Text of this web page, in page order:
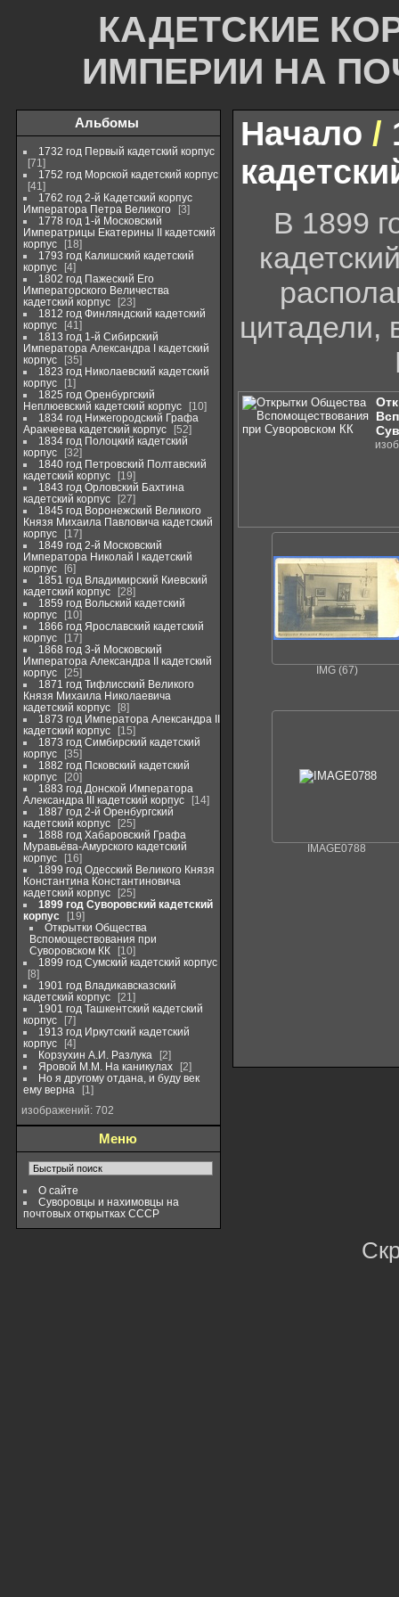
КАДЕТСКИЕ
ИМПЕРИИ НА
Альбомы
1732 год Первый кадетский корпус
71
1752 год Морской кадетский корпус
41
1762 год 2-й Кадетский корпус
Императора Петра Великого
3
1778 год 1-й Московский
Императрицы Екатерины II кадетский
корпус
18
1793 год Калишский кадетский
корпус
4
1802 год Пажеский Его
Императорского Величества
кадетский корпус
23
1812 год Финляндский кадетский
корпус
41
1813 год 1-й Сибирский
Императора Александра I кадетский
корпус
35
1823 год Николаевский кадетский
корпус
1
1825 год Оренбургский
Неплюевский кадетский корпус
10
1834 год Нижегородский Графа
Аракчеева кадетский корпус
52
1834 год Полоцкий кадетский
корпус
32
1840 год Петровский Полтавский
кадетский корпус
19
1843 год Орловский Бахтина
кадетский корпус
27
1845 год Воронежский Великого
Князя Михаила Павловича кадетский
корпус
17
1849 год 2-й Московский
Императора Николай I кадетский
корпус
6
1851 год Владимирский Киевский
кадетский корпус
28
1859 год Вольский кадетский
корпус
10
1866 год Ярославский кадетский
корпус
17
1868 год 3-й Московский
Императора Александра II кадетский
корпус
25
1871 год Тифлисский Великого
Князя Михаила Николаевича
кадетский корпус
8
1873 год Императора Александра II
кадетский корпус
15
1873 год Симбирский кадетский
корпус
35
1882 год Псковский кадетский
корпус
20
1883 год Донской Императора
Александра III кадетский корпус
14
1887 год 2-й Оренбургский
кадетский корпус
25
1888 год Хабаровский Графа
Муравьёва-Амурского кадетский
корпус
16
1899 год Одесский Великого Князя
Константина Константиновича
кадетский корпус
25
1899 год Суворовский кадетский
корпус
19
Открытки Общества
Вспомоществования при
Суворовском КК
10
1899 год Сумский кадетский корпус
8
1901 год Владикавсказский
кадетский корпус
21
1901 год Ташкентский кадетский
корпус
7
1913 год Иркутский кадетский
корпус
4
Корзухин А.И. Разлука
2
Яровой М.М. На каникулах
2
Но я другому отдана, и буду век
ему верна
1
изображений: 702
Меню
О сайте
Суворовцы и нахимовцы на
почтовых открытках СССР
Начало /
В 1899
цитадели,
IMG (67)
IMAGE0788